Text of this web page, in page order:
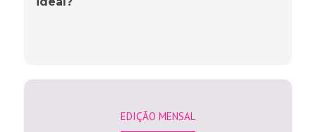
EDIÇÃO MENSAL